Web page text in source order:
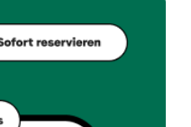
Taste Match App – in
deinen